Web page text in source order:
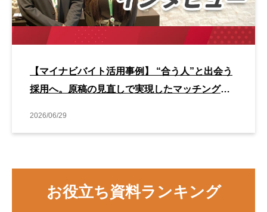
【マイナビバイト活用事例】 “合う人”と出会う
採用へ。原稿の見直しで実現したマッチング改
2026/06/29
お役立ち資料ランキング